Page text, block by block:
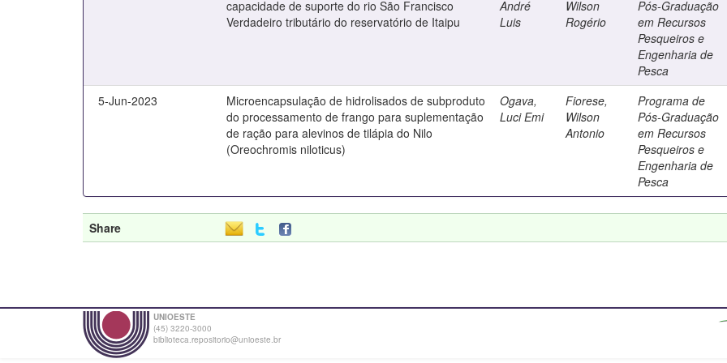
capacidade de suporte do rio São Francisco
Verdadeiro tributário do reservatório de Itaipu
André
Luis
Wilson
Rogério
Pós-Graduação
em Recursos
Pesqueiros e
Engenharia de
Pesca
5-Jun-2023
Microencapsulação de hidrolisados de subproduto
do processamento de frango para suplementação
de ração para alevinos de tilápia do Nilo
(Oreochromis niloticus)
Ogava,
Luci Emi
Fiorese,
Wilson
Antonio
Programa de
Pós-Graduação
em Recursos
Pesqueiros e
Engenharia de
Pesca
Share
UNIOESTE
(45) 3220-3000
biblioteca.repositorio@unioeste.br